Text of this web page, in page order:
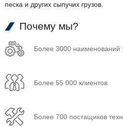
песка и других сыпучих грузов.
Почему мы?
Более 3000 наименований
Более 55 000 клиентов
Более 700 постащиков